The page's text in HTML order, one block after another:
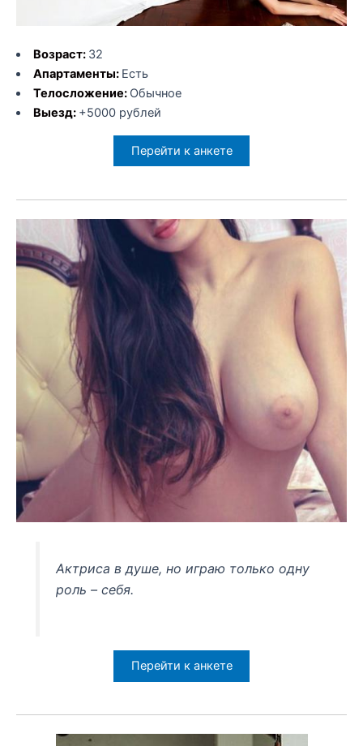
Возраст: 32
Апартаменты: Есть
Телосложение: Обычное
Выезд: +5000 рублей
Перейти к анкете
Актриса в душе, но играю только одну
роль – себя.
Перейти к анкете